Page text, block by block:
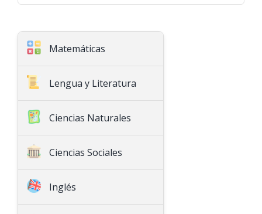
Matemáticas
Geometría
Lengua y Literatura
Ciencias Naturales
Ciencias Sociales
Geografía
Inglés